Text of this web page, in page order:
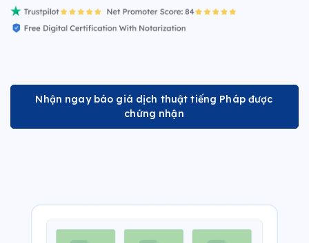
Nhận ngay báo giá dịch thuật tiếng Pháp được
chứng nhận